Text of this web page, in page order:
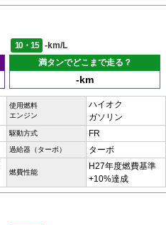
10・15
-km/L
満タンでどこまで走る？
-km
使用燃料
エンジン
ハイオク
ガソリン
駆動方式 FR
過給器（ターボ） ターボ
燃費性能
H27年度燃費基準
+10%達成